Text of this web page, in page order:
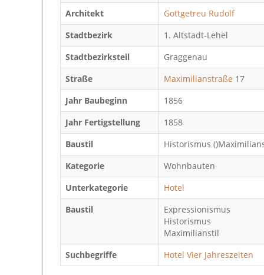
Architekt
Gottgetreu Rudolf
Stadtbezirk
1. Altstadt-Lehel
Stadtbezirksteil
Graggenau
Straße
Maximilianstraße 17
Jahr Baubeginn
1856
Jahr Fertigstellung
1858
Baustil
Historismus
Kategorie
Wohnbauten
Unterkategorie
Hotel
Baustil
Expressionismus
Historismus
Maximilianstil
Suchbegriffe
Hotel Vier Jahreszeiten